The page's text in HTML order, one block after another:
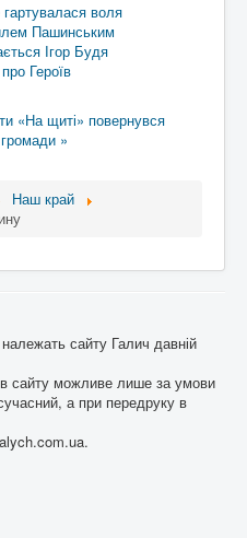
воля
Пашинським
Ігор Будя
Героїв
«На щиті» повернувся
»
Наш край
сайту Галич давній
сайту можливе лише за умови
а при передруку в